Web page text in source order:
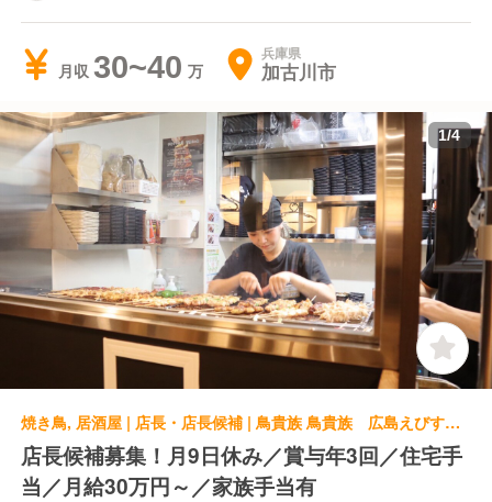
月収 30~40 兵庫県
加古川市
1/4
焼き鳥, 居酒屋 | 店長・店長候補 | 鳥貴族 鳥貴族 広島えびす通り店
店長候補募集！月9日休み／賞与年3回／住宅手
当／月給30万円～／家族手当有